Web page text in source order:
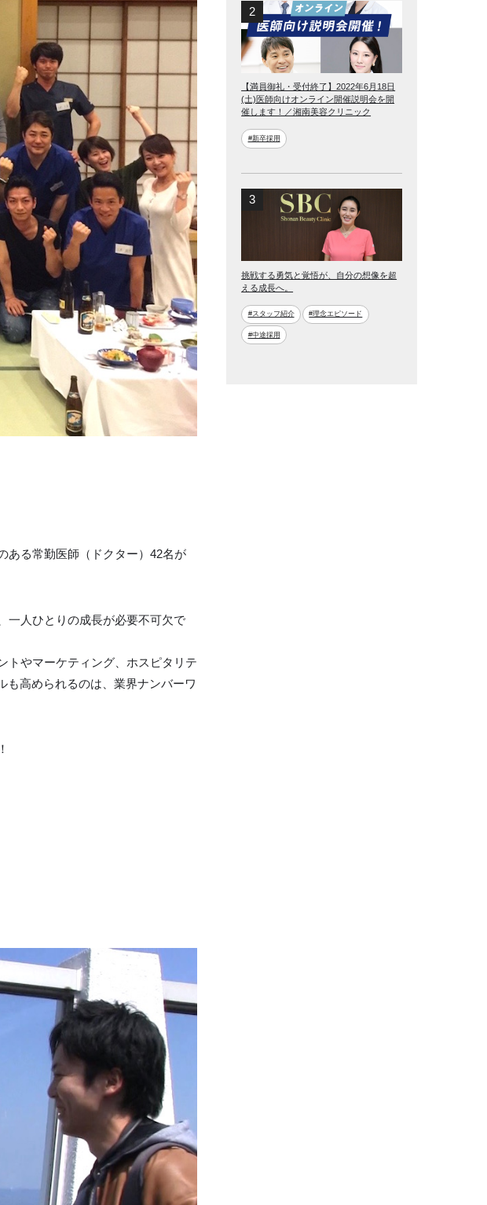
ある常勤医師（ドクター）42名が
一人ひとりの成長が必要不可欠で
トやマーケティング、ホスピタリテ
も高められるのは、業界ナンバーワ
【満員御礼・受付終了】2022年6月18日
(土)医師向けオンライン開催説明会を開
催します！／湘南美容クリニック
#新卒採用
挑戦する勇気と覚悟が、自分の想像を超
える成長へ。
#スタッフ紹介 #理念エピソード
#中途採用